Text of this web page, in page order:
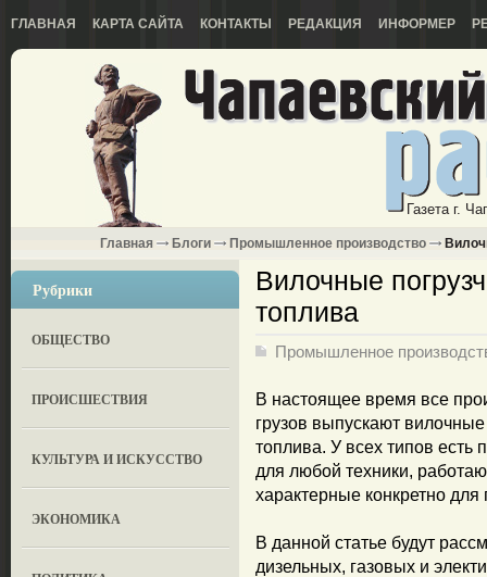
ГЛАВНАЯ КАРТА САЙТА КОНТАКТЫ РЕДАКЦИЯ ИНФОРМЕР
Газета г.
Главная Блоги Промышленное производство
Рубрики
ОБЩЕСТВО
ПРОИСШЕСТВИЯ
КУЛЬТУРА И ИСКУССТВО
ЭКОНОМИКА
Вилочные
топлива
Промышленное
В настоящее время все
грузов выпускают
топлива. У всех типов есть
для любой техники,
характерные конкретно для
В данной статье будут
дизельных, газовых и